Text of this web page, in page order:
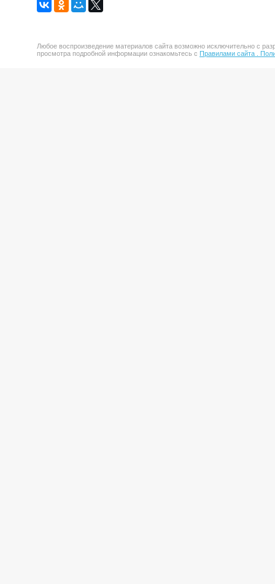
Любое воспроизведение материалов сайта возможно исключительно с
просмотра подробной информации ознакомьтесь с Правилами сайта .